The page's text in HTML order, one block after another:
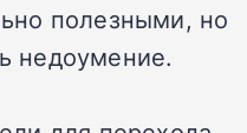
полезными, но
недоумение.